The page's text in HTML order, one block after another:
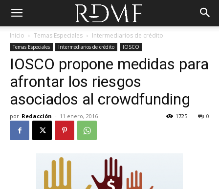
Inicio Temas Especiales Intermediarios de crédito
Temas Especiales Intermediarios de crédito IOSCO
IOSCO propone medidas para
afrontar los riesgos
asociados al crowdfunding
por Redacción - 11 enero, 2016 0
1725